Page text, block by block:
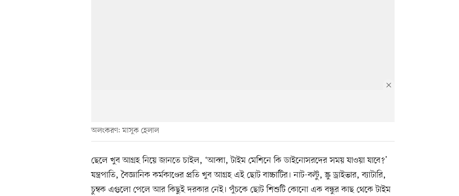
অলংকরণ: মাসুক হেলাল
ছেলে খুব আগ্রহ নিয়ে জানতে চাইল, ‘আব্বা, টাইম মেশিনে কি ডাইনোসরদের সময় যাওয়া যাবে?’
যন্ত্রপাতি, বৈজ্ঞানিক কর্মকাণ্ডের প্রতি খুব আগ্রহ এই ছোট বাচ্চাটির। নাট-বল্টু, স্ক্রু ড্রাইভার, ব্যাটারি,
চুম্বক এগুলো পেলে আর কিছুই দরকার নেই। পুঁচকে ছোট শিশুটি কোনো এক বন্ধুর কাছ থেকে টাইম